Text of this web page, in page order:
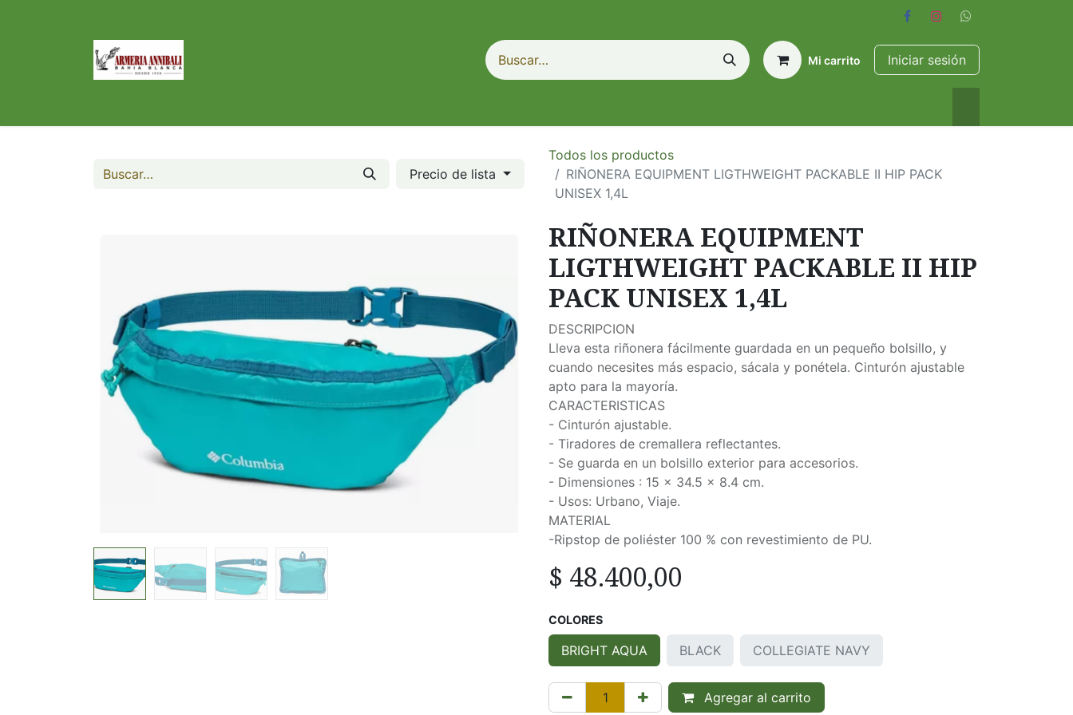
Mi carrito Iniciar sesión
Precio de lista
Todos los productos
RIÑONERA EQUIPMENT LIGTHWEIGHT PACKABLE II HIP PACK
UNISEX 1,4L
RIÑONERA EQUIPMENT
LIGTHWEIGHT PACKABLE II HIP
PACK UNISEX 1,4L
DESCRIPCION
Lleva esta riñonera fácilmente guardada en un pequeño bolsillo, y
cuando necesites más espacio, sácala y ponétela. Cinturón ajustable
apto para la mayoría.
CARACTERISTICAS
- Cinturón ajustable.
- Tiradores de cremallera reflectantes.
- Se guarda en un bolsillo exterior para accesorios.
- Dimensiones : 15 x 34.5 x 8.4 cm.
- Usos: Urbano, Viaje.
MATERIAL
-Ripstop de poliéster 100 % con revestimiento de PU.
$ 48.400,00
COLORES
BRIGHT AQUA BLACK COLLEGIATE NAVY
Agregar al carrito